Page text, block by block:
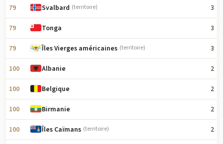
79 Svalbard (territoire) 3
79 Tonga 3
79 Îles Vierges américaines (territoire) 3
100 Albanie 2
100 Belgique 2
100 Birmanie 2
100 Îles Caïmans (territoire) 2